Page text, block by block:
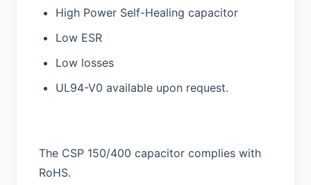
High Power Self-Healing capacitor
Low ESR
Low losses
UL94-V0 available upon request.
The CSP 150/400 capacitor complies with
RoHS.